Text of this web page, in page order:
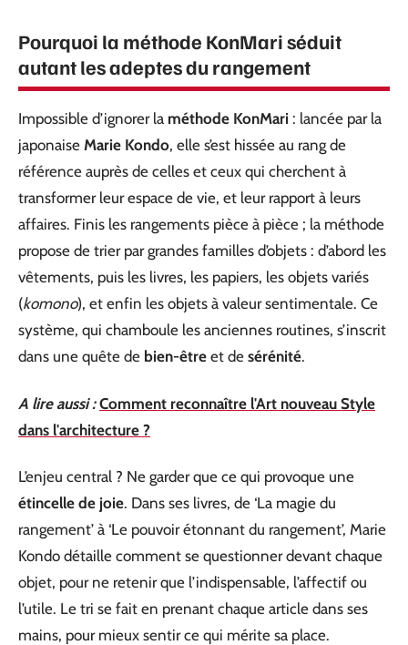
Pourquoi la méthode KonMari séduit
autant les adeptes du rangement
Impossible d’ignorer la méthode KonMari : lancée par la
japonaise Marie Kondo, elle s’est hissée au rang de
référence auprès de celles et ceux qui cherchent à
transformer leur espace de vie, et leur rapport à leurs
affaires. Finis les rangements pièce à pièce ; la méthode
propose de trier par grandes familles d’objets : d’abord les
vêtements, puis les livres, les papiers, les objets variés
(komono), et enfin les objets à valeur sentimentale. Ce
système, qui chamboule les anciennes routines, s’inscrit
dans une quête de bien-être et de sérénité.
A lire aussi : Comment reconnaître l'Art nouveau Style
dans l'architecture ?
L’enjeu central ? Ne garder que ce qui provoque une
étincelle de joie. Dans ses livres, de ‘La magie du
rangement’ à ‘Le pouvoir étonnant du rangement’, Marie
Kondo détaille comment se questionner devant chaque
objet, pour ne retenir que l’indispensable, l’affectif ou
l’utile. Le tri se fait en prenant chaque article dans ses
mains, pour mieux sentir ce qui mérite sa place.